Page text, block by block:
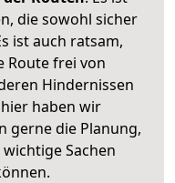
die sowohl sicher
ist auch ratsam,
Route frei von
Hindernissen
haben wir
gerne die Planung,
Sachen